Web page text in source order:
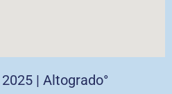
| Altogrado°